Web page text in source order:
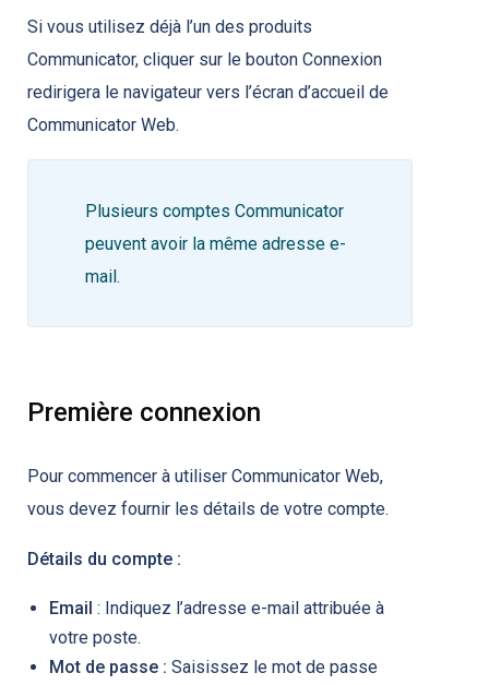
Si vous utilisez déjà l’un des produits
Communicator, cliquer sur le bouton Connexion
redirigera le navigateur vers l’écran d’accueil de
Communicator Web.
Plusieurs comptes Communicator
peuvent avoir la même adresse e-
mail.
Première connexion
Pour commencer à utiliser Communicator Web,
vous devez fournir les détails de votre compte.
Détails du compte :
Email : Indiquez l’adresse e-mail attribuée à
votre poste.
Mot de passe : Saisissez le mot de passe